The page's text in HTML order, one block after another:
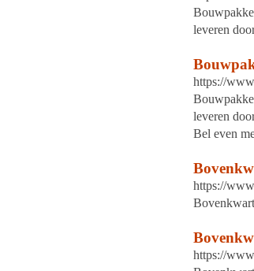
leveren
https://
leveren
Bel even
https://
https://